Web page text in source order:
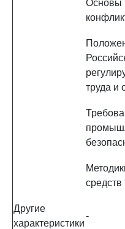
труда и
средств
Другие
характеристики
-